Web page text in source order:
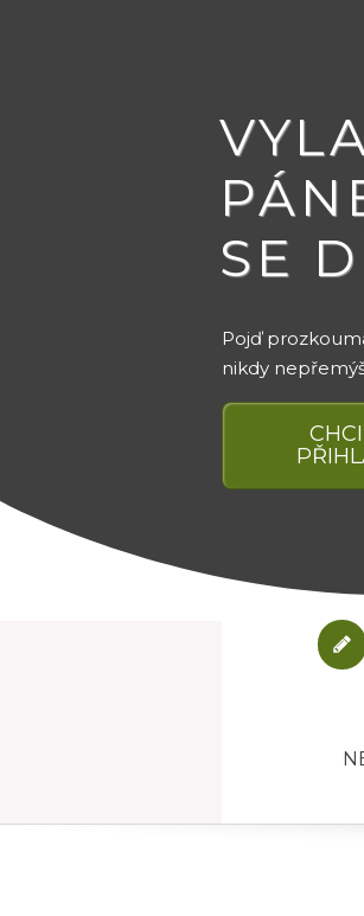
SE
Pojď
nikdy